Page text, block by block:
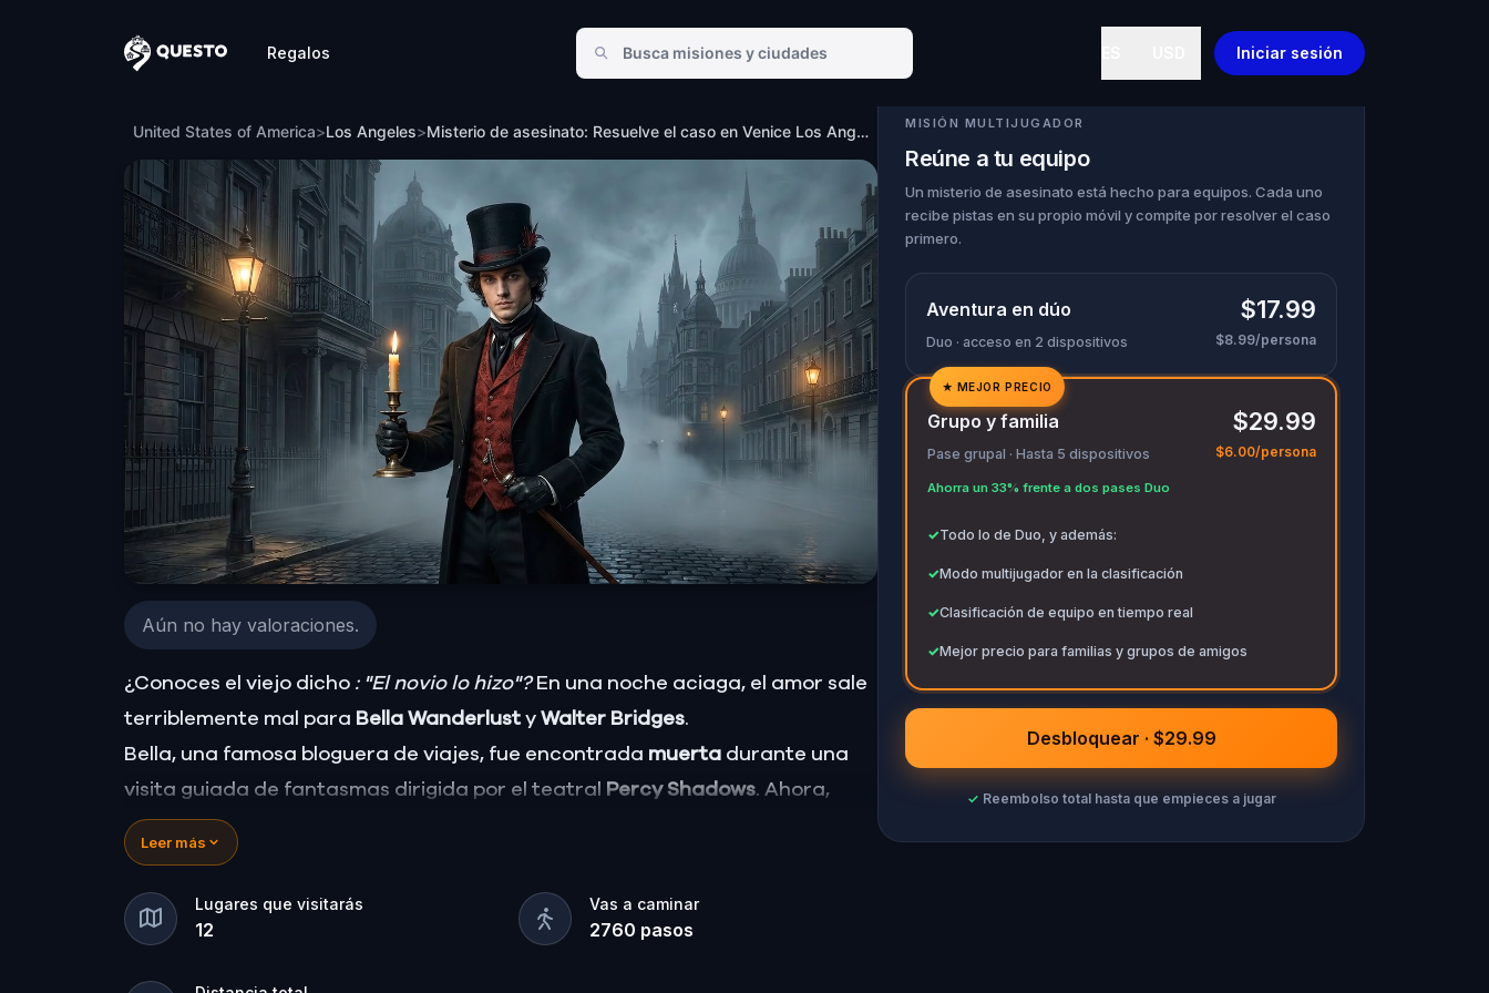
Questo
Regalos Iniciar sesión
Misterio de asesinato: Resuelve el caso en Venice Los Angeles
United States of America>Los Angeles> Misterio de asesinato: Resuelve el caso en Venice Los Angeles
Aún no hay valoraciones.
¿Conoces el viejo dicho : "El novio lo hizo"?En una noche aciaga, el amor sale
terriblemente mal para Bella Wanderlusty Walter Bridges.
Bella, una famosa bloguera de viajes, fue encontrada muerta durante una
visita guiada de fantasmas dirigida por el teatral Percy Shadows. Ahora,
depende de ti descubrir la verdad.
¿Fue Walter, el novio obsesionado? ¿Percy, el guía turístico fantasma con un
don para lo dramático? ¿O hay alguien más escondido en las sombras?
🔎Reúne pistas, interroga a los sospechosos y desenmascara al verdadero
Leer más
Lugares que visitarás
12
Vas a caminar
2760 pasos
MISIÓN MULTIJUGADOR
Reúne a tu equipo
Un misterio de asesinato está hecho para equipos. Cada uno
recibe pistas en su propio móvil y compite por resolver el caso
primero.
Aventura en dúo
Duo · acceso en 2 dispositivos
$17.99
$8.99/persona
✓
✓
★ MEJOR PRECIO
Grupo y familia
Pase grupal · Hasta 5 dispositivos
Ahorra un 33% frente a dos pases Duo
$29.99
$6.00/persona
✓Todo lo de Duo, y además:
✓Modo multijugador en la clasificación
✓Clasificación de equipo en tiempo real
✓Mejor precio para familias y grupos de amigos
Desbloquear · $29.99
✓ Reembolso total hasta que empieces a jugar